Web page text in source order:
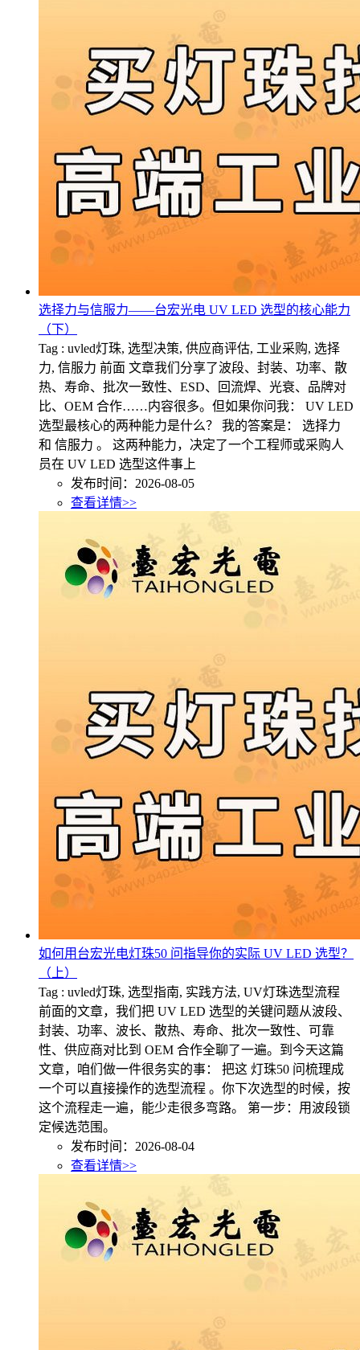
选择力与信服力——台宏光电 UV LED 选型的核心能力
（下）
Tag : uvled灯珠, 选型决策, 供应商评估, 工业采购, 选择
力, 信服力 前面 文章我们分享了波段、封装、功率、散
热、寿命、批次一致性、ESD、回流焊、光衰、品牌对
比、OEM 合作……内容很多。但如果你问我： UV LED
选型最核心的两种能力是什么？ 我的答案是： 选择力
和 信服力 。 这两种能力，决定了一个工程师或采购人
员在 UV LED 选型这件事上
发布时间：2026-08-05
查看详情>>
如何用台宏光电灯珠50 问指导你的实际 UV LED 选型？
（上）
Tag : uvled灯珠, 选型指南, 实践方法, UV灯珠选型流程
前面的文章，我们把 UV LED 选型的关键问题从波段、
封装、功率、波长、散热、寿命、批次一致性、可靠
性、供应商对比到 OEM 合作全聊了一遍。到今天这篇
文章，咱们做一件很务实的事： 把这 灯珠50 问梳理成
一个可以直接操作的选型流程 。你下次选型的时候，按
这个流程走一遍，能少走很多弯路。 第一步：用波段锁
定候选范围。
发布时间：2026-08-04
查看详情>>